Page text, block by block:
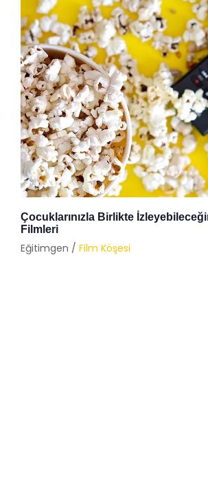
Çocuklarınızla Birlikte
Filmleri
Eğitimgen / Film Köşesi